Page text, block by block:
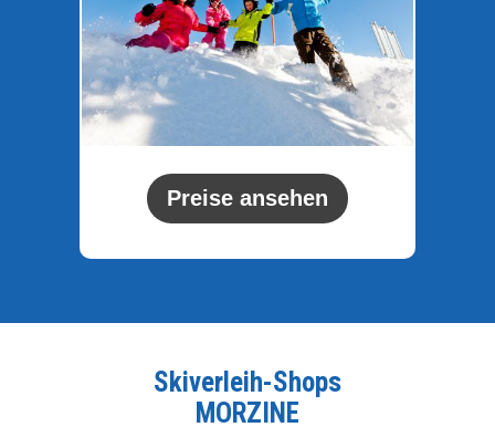
Preise ansehen
Skiverleih-Shops
MORZINE